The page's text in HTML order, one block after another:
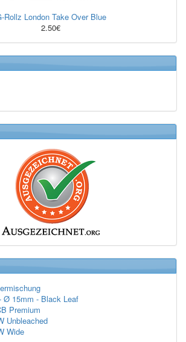
Rollz London Take Over Blue
2.50€
Ø 15mm - Black Leaf
Premium
Unbleached
Wide